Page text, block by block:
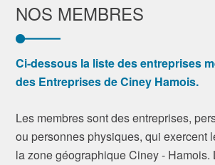
NOS MEMBRES
Ci-dessous la liste des entreprises
des Entreprises de Ciney Hamois.
Les membres sont des entreprises,
ou personnes physiques, qui exercent
la zone géographique Ciney - Hamois.